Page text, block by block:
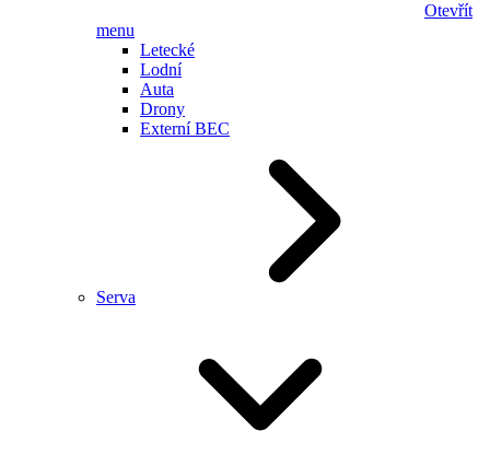
Otevřít
menu
Letecké
Lodní
Auta
Drony
Externí BEC
Serva